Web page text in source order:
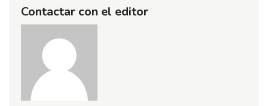
Contactar con el editor